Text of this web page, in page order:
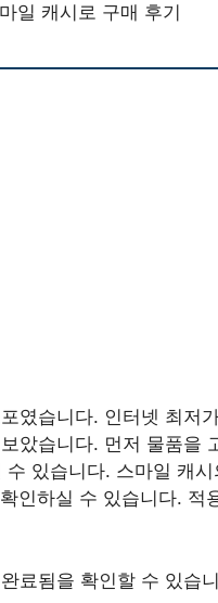
일 캐시로 구매 후기
였습니다. 인터넷 최저
았습니다. 먼저 물품을
있습니다. 스마일 캐
인하실 수 있습니다. 적
료됨을 확인할 수 있습